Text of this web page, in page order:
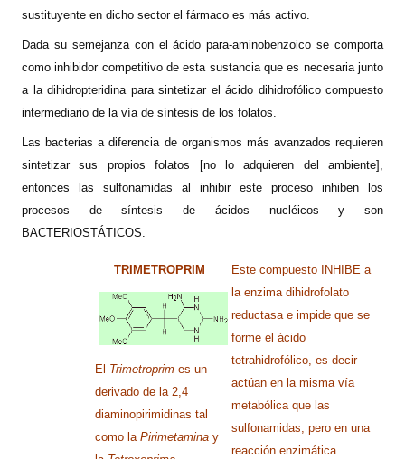
sustituyente en dicho sector el fármaco es más activo.
Dada su semejanza con el ácido para-aminobenzoico se comporta
como inhibidor competitivo de esta sustancia que es necesaria junto
a la dihidropteridina para sintetizar el ácido dihidrofólico compuesto
intermediario de la vía de síntesis de los folatos.
Las bacterias a diferencia de organismos más avanzados requieren
sintetizar sus propios folatos [no lo adquieren del ambiente],
entonces las sulfonamidas al inhibir este proceso inhiben los
procesos de síntesis de ácidos nucléicos y son
BACTERIOSTÁTICOS.
TRIMETROPRIM
El Trimetroprim es un
derivado de la 2,4
diaminopirimidinas tal
comolaPirimetamina y
Este compuesto INHIBE a
la enzima dihidrofolato
reductasa e impide que se
forme el ácido
tetrahidrofólico, es decir
actúan en la misma vía
metabólica que las
sulfonamidas, pero en una
reacción enzimática